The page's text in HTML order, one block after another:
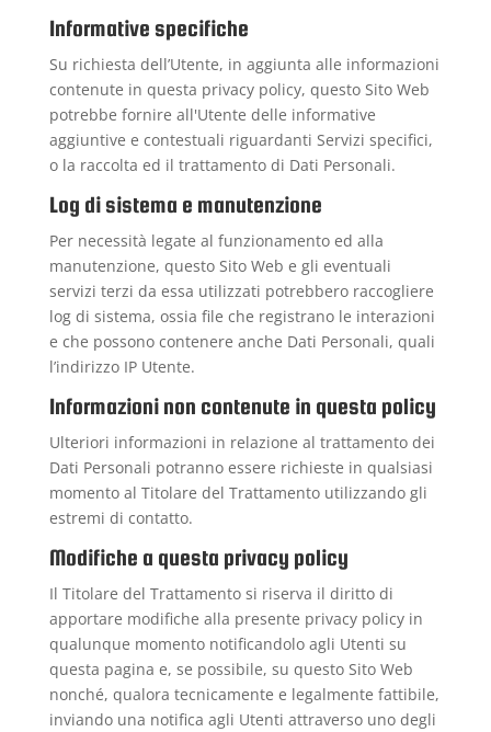
Informative specifiche
Su richiesta dell’Utente, in aggiunta alle informazioni
contenute in questa privacy policy, questo Sito Web
potrebbe fornire all'Utente delle informative
aggiuntive e contestuali riguardanti Servizi specifici,
o la raccolta ed il trattamento di Dati Personali.
Log di sistema e manutenzione
Per necessità legate al funzionamento ed alla
manutenzione, questo Sito Web e gli eventuali
servizi terzi da essa utilizzati potrebbero raccogliere
log di sistema, ossia file che registrano le interazioni
e che possono contenere anche Dati Personali, quali
l’indirizzo IP Utente.
Informazioni non contenute in questa policy
Ulteriori informazioni in relazione al trattamento dei
Dati Personali potranno essere richieste in qualsiasi
momento al Titolare del Trattamento utilizzando gli
estremi di contatto.
Modifiche a questa privacy policy
Il Titolare del Trattamento si riserva il diritto di
apportare modifiche alla presente privacy policy in
qualunque momento notificandolo agli Utenti su
questa pagina e, se possibile, su questo Sito Web
nonché, qualora tecnicamente e legalmente fattibile,
inviando una notifica agli Utenti attraverso uno degli